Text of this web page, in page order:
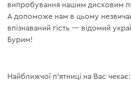
випробування нашим дисковим
А допоможе нам в цьому
впізнаваний гість — відомий
Бурим!
Найближчої п'ятниці на Вас чекає: